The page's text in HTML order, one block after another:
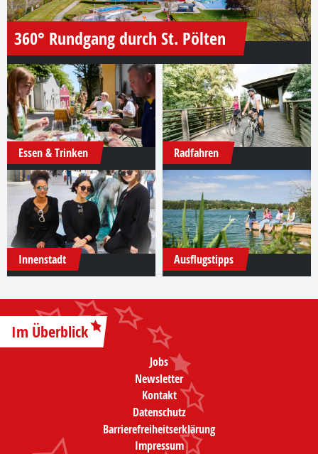
360° Rundgang durch St. Pölten
Essen & Trinken Radfahren
Innenstadt Ausflugstipps
Im Überblick
Jobs
Newsletter
Kontakt
Datenschutz
Barrierefreiheitserklärung
Impressum